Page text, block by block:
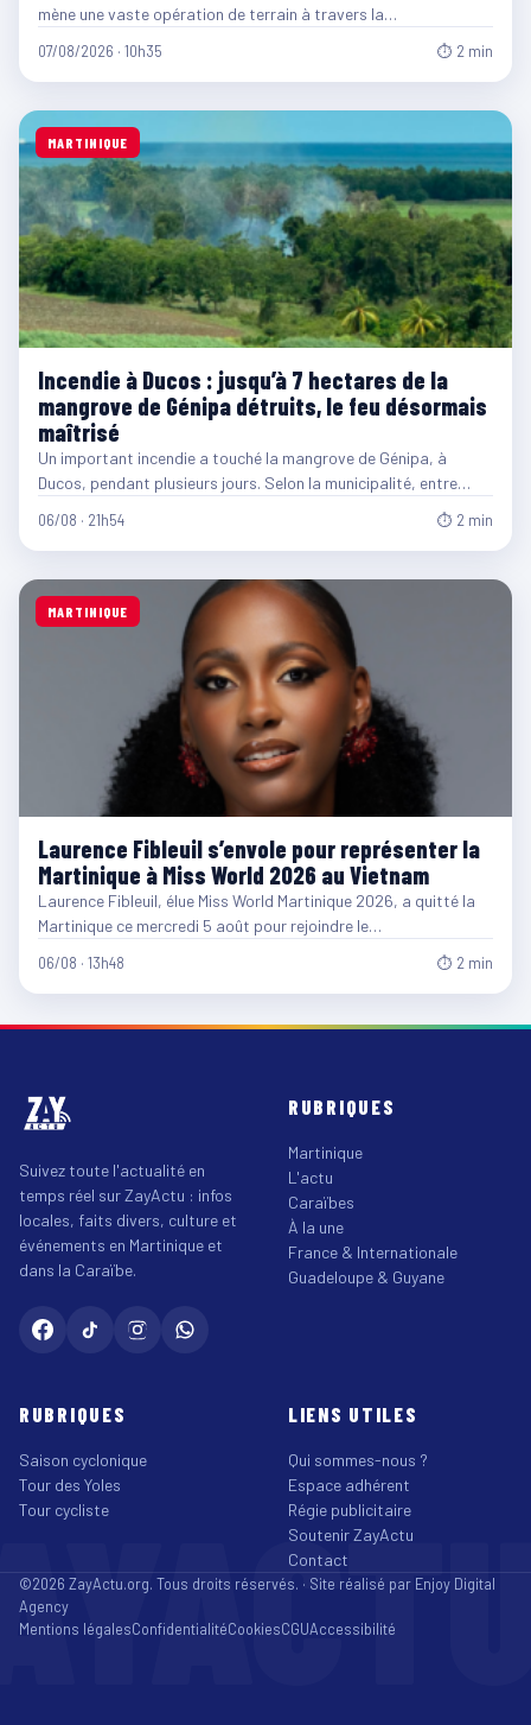
mène une vaste opération de terrain à travers la…
07/08/2026 · 10h35 ⏱ 2 min
MARTINIQUE
Incendie à Ducos : jusqu’à 7 hectares de la
mangrove de Génipa détruits, le feu désormais
maîtrisé
Un important incendie a touché la mangrove de Génipa, à
Ducos, pendant plusieurs jours. Selon la municipalité, entre…
06/08 · 21h54 ⏱ 2 min
MARTINIQUE
Laurence Fibleuil s’envole pour représenter la
Martinique à Miss World 2026 au Vietnam
Laurence Fibleuil, élue Miss World Martinique 2026, a quitté la
Martinique ce mercredi 5 août pour rejoindre le…
06/08 · 13h48 ⏱ 2 min
Suivez toute l'actualité en
temps réel sur ZayActu : infos
locales, faits divers, culture et
événements en Martinique et
dans la Caraïbe.
RUBRIQUES
Martinique
L'actu
Caraïbes
À la une
France & Internationale
Guadeloupe & Guyane
RUBRIQUES
Saison cyclonique
Tour des Yoles
Tour cycliste
LIENS UTILES
Qui sommes-nous ?
Espace adhérent
Régie publicitaire
Soutenir ZayActu
Contact
©2026 ZayActu.org. Tous droits réservés. · Site réalisé par Enjoy Digital
Agency
Mentions légalesConfidentialitéCookiesCGUAccessibilité